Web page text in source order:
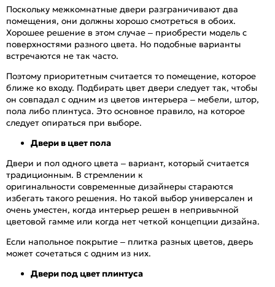
Поскольку межкомнатные двери разграничивают два
помещения, они должны хорошо смотреться в обоих.
Хорошее решение в этом случае – приобрести модель с
поверхностями разного цвета. Но подобные варианты
встречаются не так часто.
Поэтому приоритетным считается то помещение, которое
ближе ко входу. Подбирать цвет двери следует так, чтобы
он совпадал с одним из цветов интерьера – мебели, штор,
пола либо плинтуса. Это основное правило, на которое
следует опираться при выборе.
Двери в цвет пола
Двери и пол одного цвета – вариант, который считается
традиционным. В стремлении к
оригинальности современные дизайнеры стараются
избегать такого решения. Но такой выбор универсален и
очень уместен, когда интерьер решен в непривычной
цветовой гамме или когда нет четкой концепции дизайна.
Если напольное покрытие – плитка разных цветов, дверь
может сочетаться с одним из них.
Двери под цвет плинтуса